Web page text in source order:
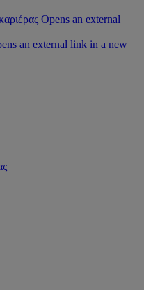
Opens an external
an external link in a new